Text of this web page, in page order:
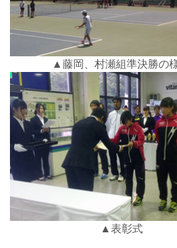
▲藤岡、村瀬組準決勝の
▲表彰式